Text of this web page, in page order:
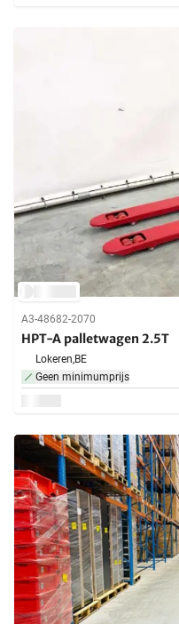
A3-48682-2070
HPT-A palletwagen 2.5T
Lokeren,BE
Geen minimumprijs